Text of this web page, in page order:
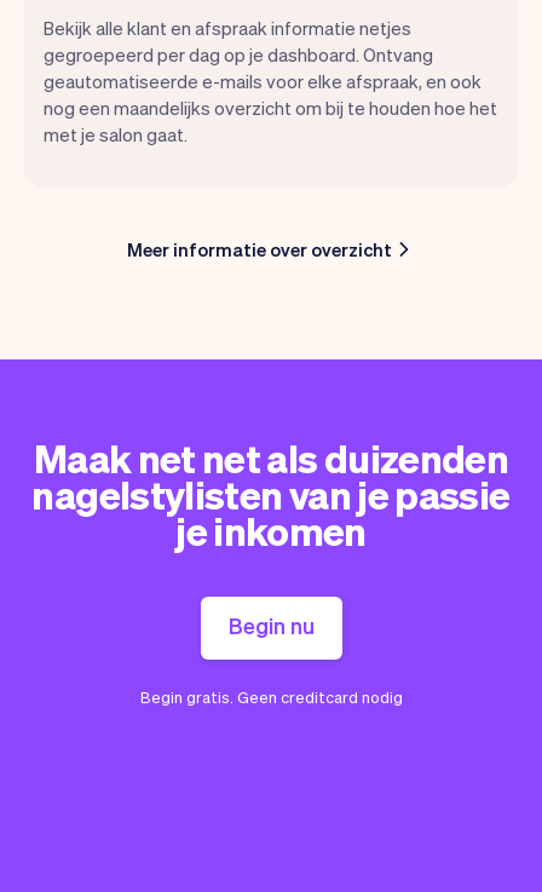
Bekijk alle klant en afspraak informatie netjes
gegroepeerd per dag op je dashboard. Ontvang
geautomatiseerde e-mails voor elke afspraak, en ook
nog een maandelijks overzicht om bij te houden hoe het
met je salon gaat.
Meer informatie over overzicht
Maak net net als duizenden
nagelstylisten van je passie
je inkomen
Begin nu
Begin gratis. Geen creditcard nodig